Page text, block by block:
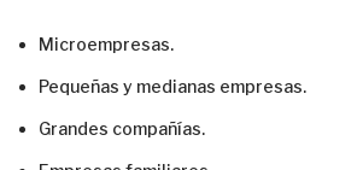
Microempresas.
Pequeñas y medianas empresas.
Grandes compañías.